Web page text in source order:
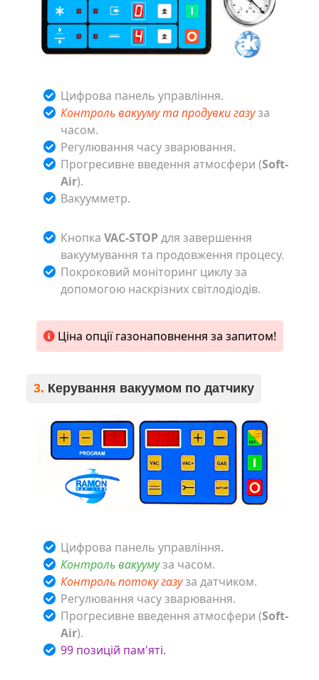
Цифрова панель управління.
Контроль вакууму та продувки газуза
часом.
Регулювання часу зварювання.
Прогресивне введення атмосфери (Soft-
Air).
Вакуумметр.
Кнопка VAC-STOPдля завершення
вакуумування та продовження процесу.
Покроковий моніторинг циклу за
допомогою наскрізних світлодіодів.
Ціна опції газонаповнення за запитом!
3. Керування вакуумом по датчику
Цифрова панель управління.
Контроль вакуумуза часом.
Контроль потоку газуза датчиком.
Регулювання часу зварювання.
Прогресивне введення атмосфери (Soft-
Air).
99 позицій пам'яті.